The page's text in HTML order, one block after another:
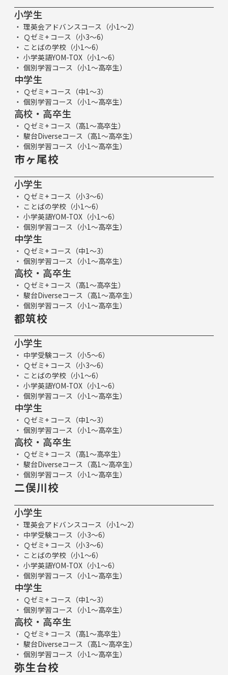
小学生
理英会アドバンスコース（小1～2）
Ｑゼミ+ コース（小3～6）
ことばの学校（小1～6）
小学英語YOM-TOX（小1～6）
個別学習コース（小1～高卒生）
中学生
Ｑゼミ+ コース（中1～3）
個別学習コース（小1～高卒生）
高校・高卒生
Ｑゼミ+ コース（高1～高卒生）
駿台Diverseコース（高1～高卒生）
個別学習コース（小1～高卒生）
市ヶ尾校
小学生
Ｑゼミ+ コース（小3～6）
ことばの学校（小1～6）
小学英語YOM-TOX（小1～6）
個別学習コース（小1～高卒生）
中学生
Ｑゼミ+ コース（中1～3）
個別学習コース（小1～高卒生）
高校・高卒生
Ｑゼミ+ コース（高1～高卒生）
駿台Diverseコース（高1～高卒生）
個別学習コース（小1～高卒生）
都筑校
小学生
中学受験コース（小5～6）
Ｑゼミ+ コース（小3～6）
ことばの学校（小1～6）
小学英語YOM-TOX（小1～6）
個別学習コース（小1～高卒生）
中学生
Ｑゼミ+ コース（中1～3）
個別学習コース（小1～高卒生）
高校・高卒生
Ｑゼミ+ コース（高1～高卒生）
駿台Diverseコース（高1～高卒生）
個別学習コース（小1～高卒生）
二俣川校
小学生
理英会アドバンスコース（小1～2）
中学受験コース（小3～6）
Ｑゼミ+ コース（小3～6）
ことばの学校（小1～6）
小学英語YOM-TOX（小1～6）
個別学習コース（小1～高卒生）
中学生
Ｑゼミ+ コース（中1～3）
個別学習コース（小1～高卒生）
高校・高卒生
Ｑゼミ+ コース（高1～高卒生）
駿台Diverseコース（高1～高卒生）
個別学習コース（小1～高卒生）
弥生台校